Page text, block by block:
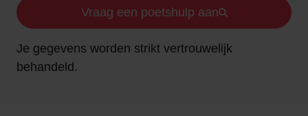
Vraag een poetshulp aan
Je gegevens worden strikt vertrouwelijk
behandeld.